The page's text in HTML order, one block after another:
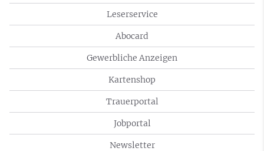
Leserservice
Abocard
Gewerbliche Anzeigen
Kartenshop
Trauerportal
Jobportal
Newsletter